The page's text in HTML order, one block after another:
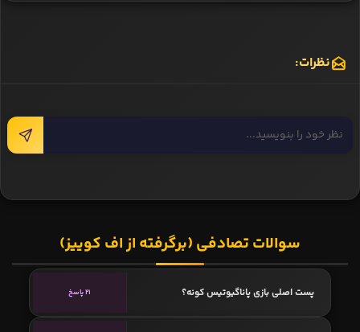
نظرات:
سوالات تصادفی (برگرفته از اف کوییز)
پست اصلی بازی پاناگیوتیس کونه؟ 21 پاسخ